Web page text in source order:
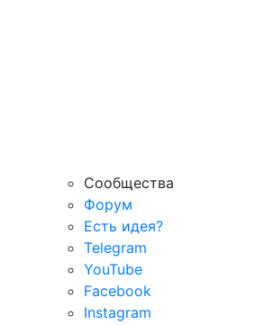
Сообщества
Форум
Есть идея?
Telegram
YouTube
Facebook
Instagram